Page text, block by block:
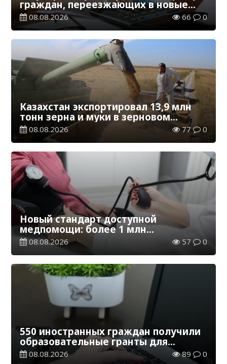
граждан, переезжающих в новые
регионы для работы
08.08.2026 66 0
Казахстан экспортировал 13,9 млн
тонн зерна и муки в зерновом
эквиваленте
08.08.2026 77 0
Новый стандарт доступной
медпомощи: более 1 млн
казахстанцев получили
телемедицинские услуги
08.08.2026 57 0
550 иностранных граждан получили
образовательные гранты для
обучения в Казахстане
08.08.2026 89 0